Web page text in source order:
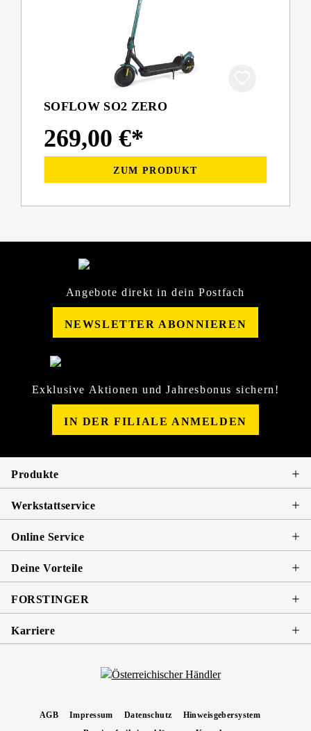
SOFLOW SO2 ZERO
269,00 €*
ZUM PRODUKT
Angebote direkt in dein Postfach
NEWSLETTER ABONNIEREN
Exklusive Aktionen und Jahresbonus sichern!
IN DER FILIALE ANMELDEN
Produkte
Werkstattservice
Online Service
Deine Vorteile
FORSTINGER
Karriere
AGB Impressum Datenschutz
Hinweisgebersystem